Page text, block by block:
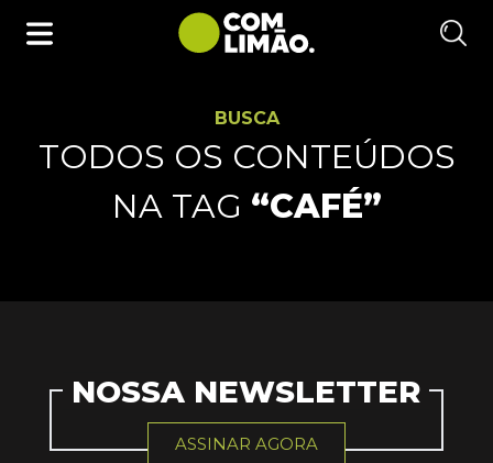
BUSCA
TODOS OS CONTEÚDOS
NA TAG “CAFÉ”
NOSSA NEWSLETTER
ASSINAR AGORA